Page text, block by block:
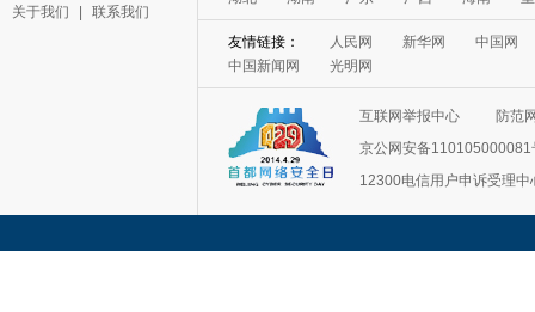
关于我们 联系我们
友情链接： 人民网 新华网
中国网
中国新闻网
光明网
互联网举报中心
防范
京公网安备110105000081
12300电信用户申诉受理中